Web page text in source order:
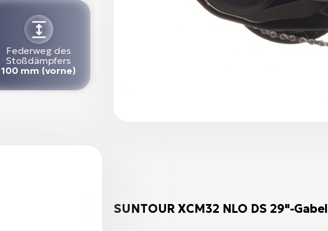
Federweg des
Stoßdämpfers
100 mm (vorne)
SUNTOUR XCM32 NLO DS 29"-Gabel